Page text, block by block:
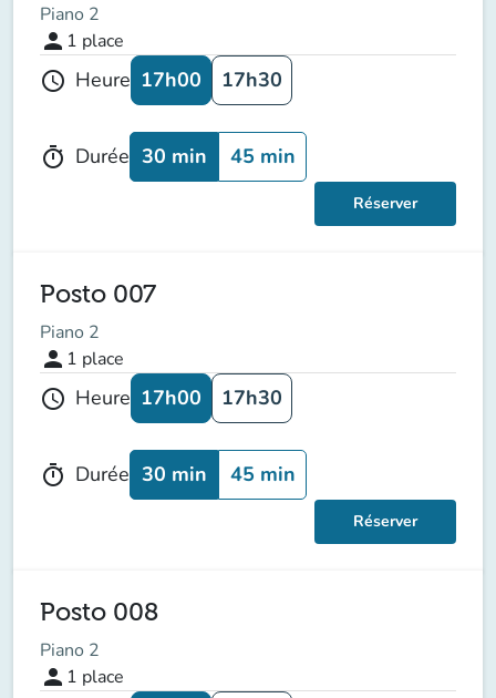
Piano 2
person 1 place
schedule Heure 17h00 17h30
timer Durée 30 min 45 min
Réserver
Posto 007
Piano 2
person 1 place
schedule Heure 17h00 17h30
timer Durée 30 min 45 min
Réserver
Posto 008
Piano 2
person 1 place